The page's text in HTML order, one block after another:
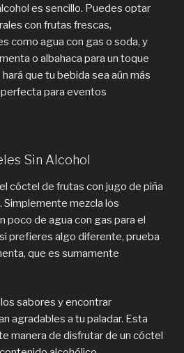
es sencillo. Puedes optar
con frutas frescas,
como agua con gas o soda, y
o albahaca para un toque
que tu bebida sea aún más
para eventos
Sin Alcohol
cóctel de frutas con jugo de piña
Simplemente mezcla los
poco de agua con gas para el
prefieres algo diferente, prueba
que es sumamente
sabores y encontrar
agradables a tu paladar. Esta
manera de disfrutar de un cóctel